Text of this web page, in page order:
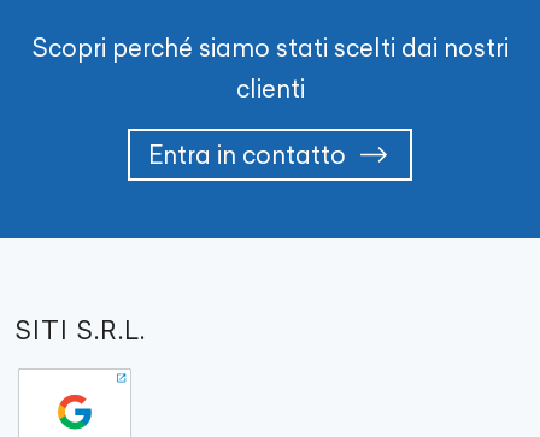
Scopri perché siamo stati scelti dai nostri
clienti
Entra in contatto
SITI S.R.L.